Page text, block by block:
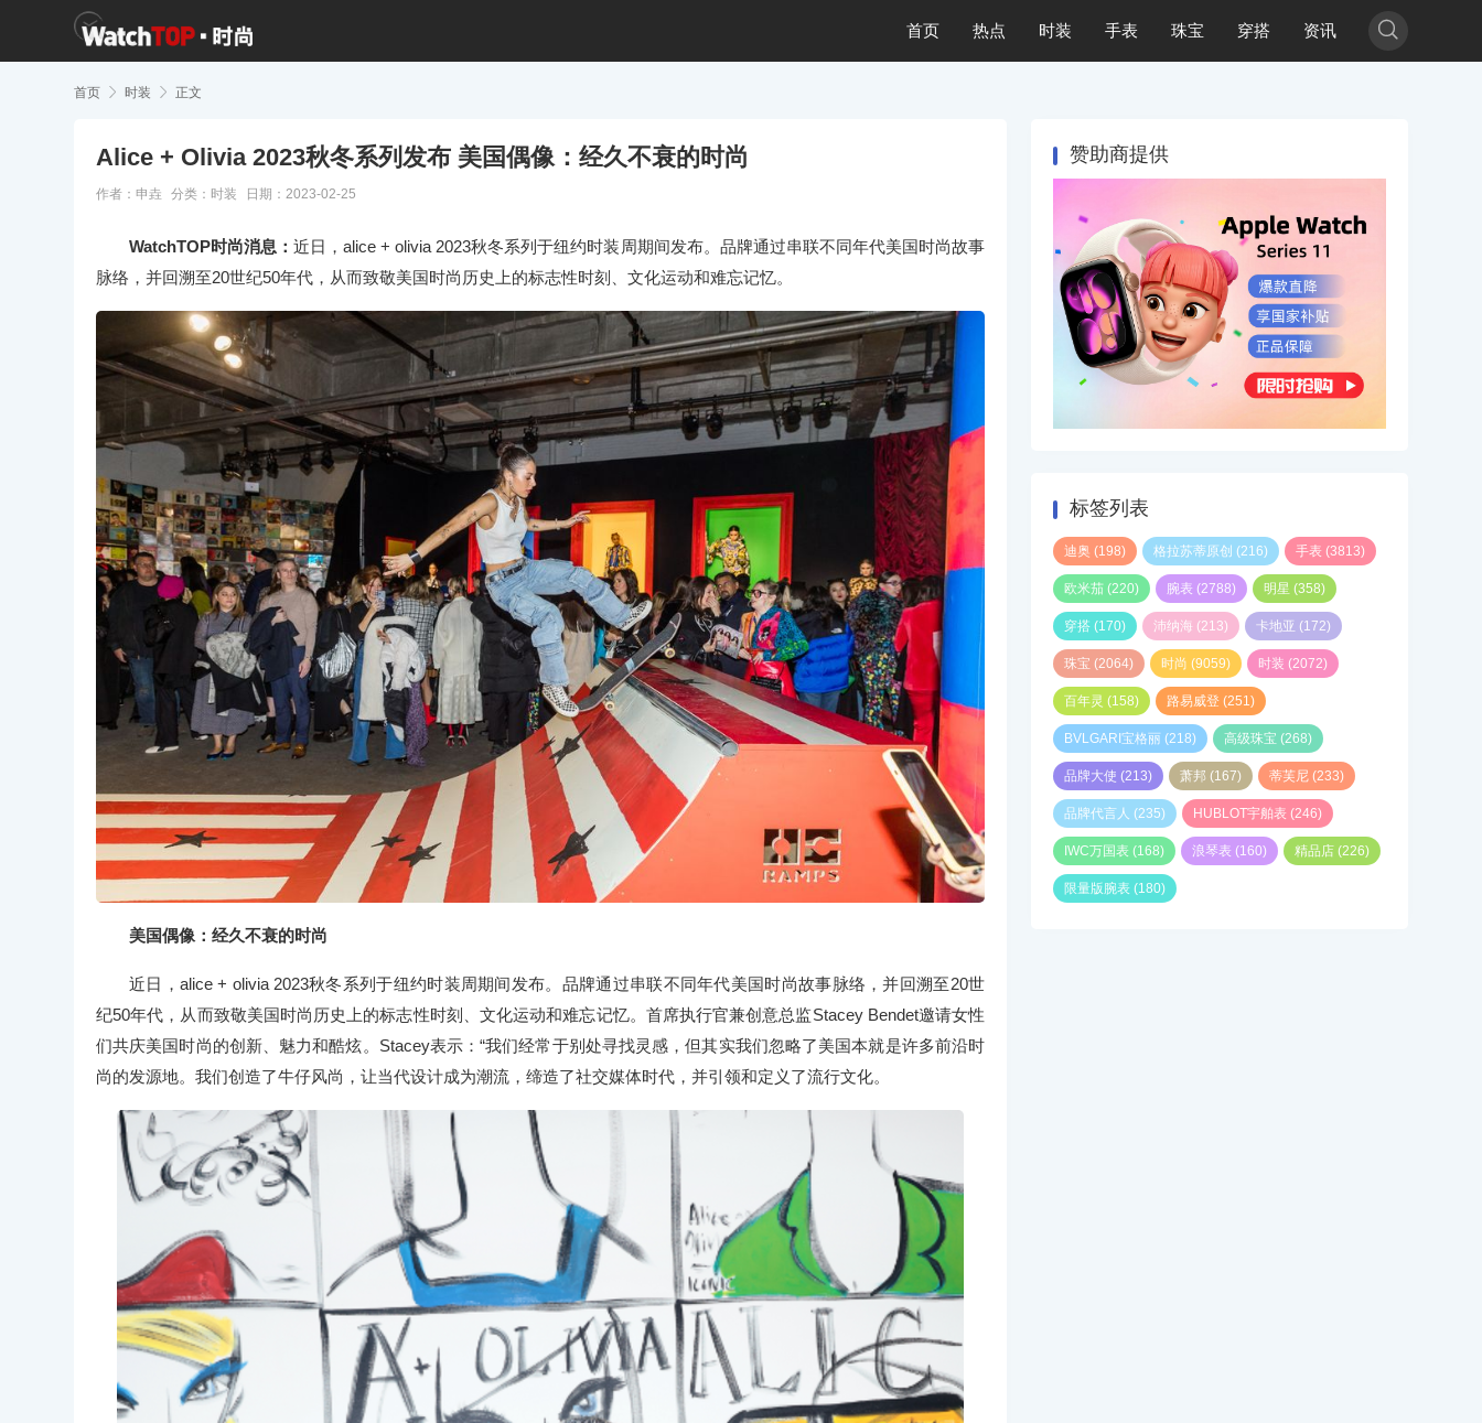
首页 热点 时装 手表 珠宝 穿搭 资讯 
首页  时装  正文
Alice + Olivia 2023秋冬系列发布 美国偶像：经久不衰的时尚
作者：申垚 分类： 时装 日期：2023-02-25
WatchTOP时尚消息：近日，alice + olivia 2023秋冬系列于纽约时装周期间发布。品牌通过串联不同年代美国时尚故事
脉络，并回溯至20世纪50年代，从而致敬美国时尚历史上的标志性时刻、文化运动和难忘记忆。
美国偶像：经久不衰的时尚
近日，alice + olivia 2023秋冬系列于纽约时装周期间发布。品牌通过串联不同年代美国时尚故事脉络，并回溯至20世
纪50年代，从而致敬美国时尚历史上的标志性时刻、文化运动和难忘记忆。首席执行官兼创意总监Stacey Bendet邀请女性
们共庆美国时尚的创新、魅力和酷炫。Stacey表示：“我们经常于别处寻找灵感，但其实我们忽略了美国本就是许多前沿时
尚的发源地。我们创造了牛仔风尚，让当代设计成为潮流，缔造了社交媒体时代，并引领和定义了流行文化。
赞助商提供
标签列表
迪奥 (198) 格拉苏蒂原创 (216) 手表 (3813)
欧米茄 (220) 腕表 (2788) 明星 (358)
穿搭 (170) 沛纳海 (213) 卡地亚 (172)
珠宝 (2064) 时尚 (9059) 时装 (2072)
百年灵 (158) 路易威登 (251)
BVLGARI宝格丽 (218) 高级珠宝 (268)
品牌大使 (213) 萧邦 (167) 蒂芙尼 (233)
品牌代言人 (235) HUBLOT宇舶表 (246)
IWC万国表 (168) 浪琴表 (160) 精品店 (226)
限量版腕表 (180)